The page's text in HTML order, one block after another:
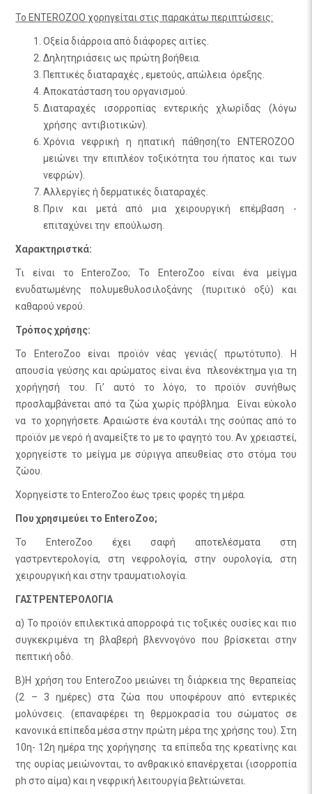
Το ENTEROZOO χορηγείται στις παρακάτω περιπτώσεις:
Οξεία διάρροια από διάφορες αιτίες.
Δηλητηριάσεις ως πρώτη βοήθεια.
Πεπτικές διαταραχές , εμετούς, απώλεια όρεξης.
Αποκατάσταση του οργανισμού.
Διαταραχές ισορροπίας εντερικής χλωρίδας (λόγω
χρήσης αντιβιοτικών).
Χρόνια νεφρική η ηπατική πάθηση(το ENTEROZOO
μειώνει την επιπλέον τοξικότητα του ήπατος και των
νεφρών).
Αλλεργίες ή δερματικές διαταραχές.
Πριν και μετά από μια χειρουργική επέμβαση -
επιταχύνει την επούλωση.
Χαρακτηριστκά:
Τι είναι το EnteroZoo; Το EnteroZoo είναι ένα μείγμα
ενυδατωμένης πολυμεθυλοσιλοξάνης (πυριτικό οξύ) και
καθαρού νερού.
Τρόπος χρήσης:
Το EnteroZoo είναι προϊόν νέας γενιάς( πρωτότυπο). Η
απουσία γεύσης και αρώματος είναι ένα πλεονέκτημα για τη
χορήγησή του. Γι’ αυτό το λόγο, το προϊόν συνήθως
προσλαμβάνεται από τα ζώα χωρίς πρόβλημα. Είναι εύκολο
να το χορηγήσετε. Αραιώστε ένα κουτάλι της σούπας από το
προϊόν με νερό ή αναμείξτε το με το φαγητό του. Αν χρειαστεί,
χορηγείστε το μείγμα με σύριγγα απευθείας στο στόμα του
ζώου.
Χορηγείστε το EnteroZoo έως τρεις φορές τη μέρα.
Που χρησιμεύει το EnteroZoo;
Το EnteroZoo έχει σαφή αποτελέσματα στη
γαστρεντερολογία, στη νεφρολογία, στην ουρολογία, στη
χειρουργική και στην τραυματιολογία.
ΓΑΣΤΡΕΝΤΕΡΟΛΟΓΙΑ
α) Το προϊόν επιλεκτικά απορροφά τις τοξικές ουσίες και πιο
συγκεκριμένα τη βλαβερή βλεννογόνο που βρίσκεται στην
πεπτική οδό.
Β)Η χρήση του EnteroZoo μειώνει τη διάρκεια της θεραπείας
(2 – 3 ημέρες) στα ζώα που υποφέρουν από εντερικές
μολύνσεις. (επαναφέρει τη θερμοκρασία του σώματος σε
κανονικά επίπεδα μέσα στην πρώτη μέρα της χρήσης του). Στη
10η- 12η ημέρα της χορήγησης τα επίπεδα της κρεατίνης και
της ουρίας μειώνονται, το ανθρακικό επανέρχεται (ισορροπία
ph στο αίμα) και η νεφρική λειτουργία βελτιώνεται.